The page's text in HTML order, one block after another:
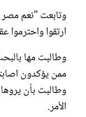
وتابعت "نعم
ارتقوا واحترموا
وطالبت مها
ممن يؤكدون
وطالبت بأن
الأمر.